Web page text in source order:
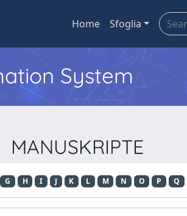
Home Sfoglia
System
G H I J K L M N O P Q